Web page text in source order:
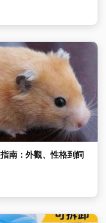
南：外觀、性格到飼